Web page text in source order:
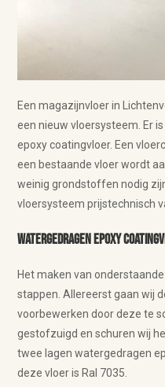
Een magazijnvloer in
een nieuw vloersysteem. Er
epoxy coatingvloer. Een
een bestaande vloer wordt
weinig grondstoffen nodig
vloersysteem prijstechnisch
Watergedragen epoxy
Het maken van
stappen. Allereerst gaan wij
voorbewerken door deze te
gestofzuigd en schuren wij
twee lagen watergedragen
deze vloer is Ral 7035.